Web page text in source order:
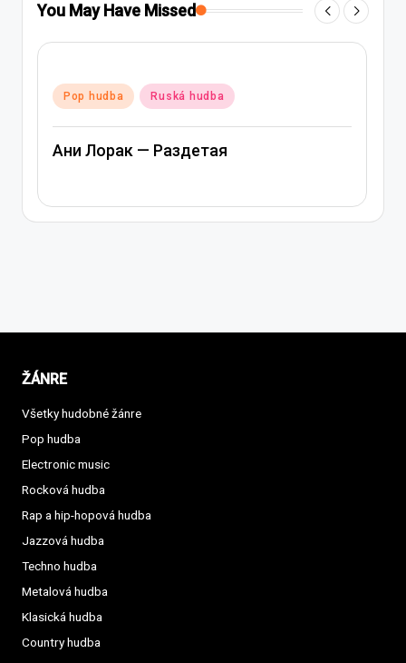
You May Have Missed
Posted
Pop hudba Ruská hudba
Ани Лорак — Раздетая
ŽÁNRE
Všetky hudobné žánre
Pop hudba
Electronic music
Rocková hudba
Rap a hip-hopová hudba
Jazzová hudba
Techno hudba
Metalová hudba
Klasická hudba
Country hudba